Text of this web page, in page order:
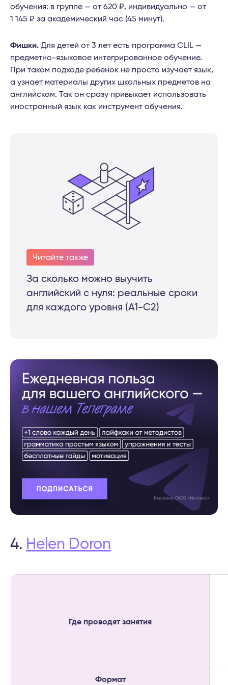
обучения: в группе — от 620 ₽, индивидуально — от
1 145 ₽ за академический час (45 минут).
Фишки. Для детей от 3 лет есть программа CLIL —
предметно-языковое интегрированное обучение.
При таком подходе ребенок не просто изучает язык,
а узнает материалы других школьных предметов на
английском. Так он сразу привыкает использовать
иностранный язык как инструмент обучения.
Читайте также
За сколько можно выучить
английский с нуля: реальные сроки
для каждого уровня (A1-C2)
4. Helen Doron
Где проводят занятия
Формат